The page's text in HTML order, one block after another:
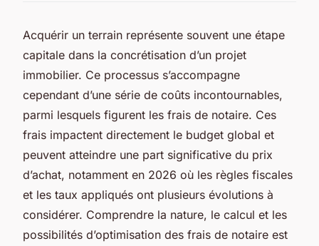
Acquérir un terrain représente souvent une étape
capitale dans la concrétisation d’un projet
immobilier. Ce processus s’accompagne
cependant d’une série de coûts incontournables,
parmi lesquels figurent les frais de notaire. Ces
frais impactent directement le budget global et
peuvent atteindre une part significative du prix
d’achat, notamment en 2026 où les règles fiscales
et les taux appliqués ont plusieurs évolutions à
considérer. Comprendre la nature, le calcul et les
possibilités d’optimisation des frais de notaire est